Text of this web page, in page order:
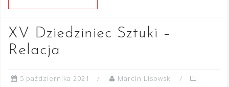
XV Dziedziniec Sztuki –
Relacja
5 października 2021
Marcin Lisowski